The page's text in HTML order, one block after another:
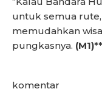
untuk semua
memudahkan
pungkasnya.
komentar